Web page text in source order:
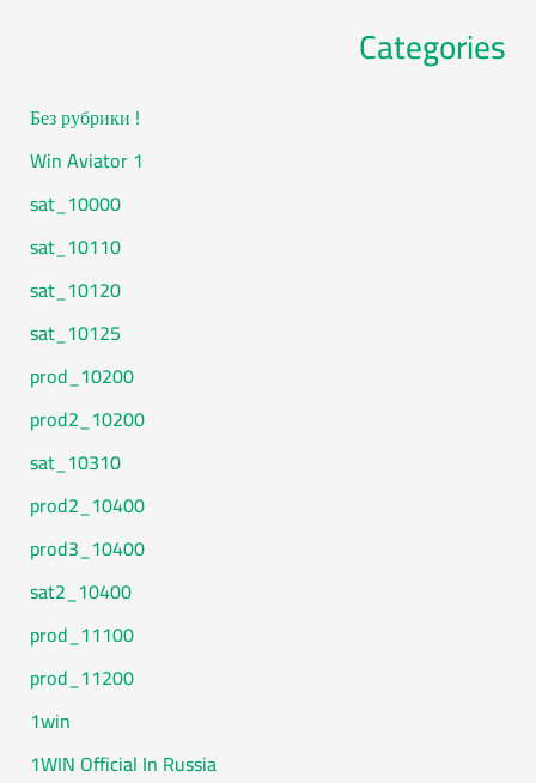
Categories
! Без рубрики
1 Win Aviator
10000_sat
10110_sat
10120_sat
10125_sat
10200_prod
10200_prod2
10310_sat
10400_prod2
10400_prod3
10400_sat2
11100_prod
11200_prod
1win
1WIN Official In Russia